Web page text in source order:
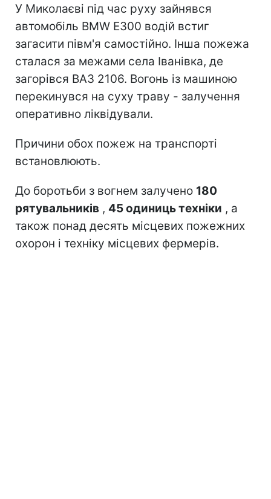
У Миколаєві під час руху зайнявся
автомобіль BMW E300 водій встиг
загасити півм'я самостійно. Інша пожежа
сталася за межами села Іванівка, де
загорівся ВАЗ 2106. Вогонь із машиною
перекинувся на суху траву - залучення
оперативно ліквідували.
Причини обох пожеж на транспорті
встановлюють.
До боротьби з вогнем залучено 180
рятувальників , 45 одиниць техніки , а
також понад десять місцевих пожежних
охорон і техніку місцевих фермерів.